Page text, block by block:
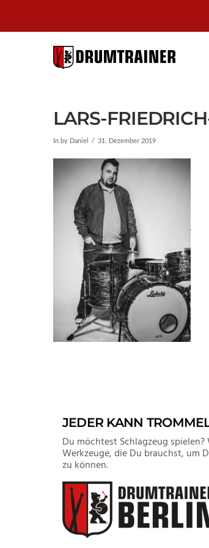
LARS-
In by Daniel 31. Dezember 2019
JEDER KANN
Du möchtest Schlagzeug
Werkzeuge, die Du brauchst, um
zu können.